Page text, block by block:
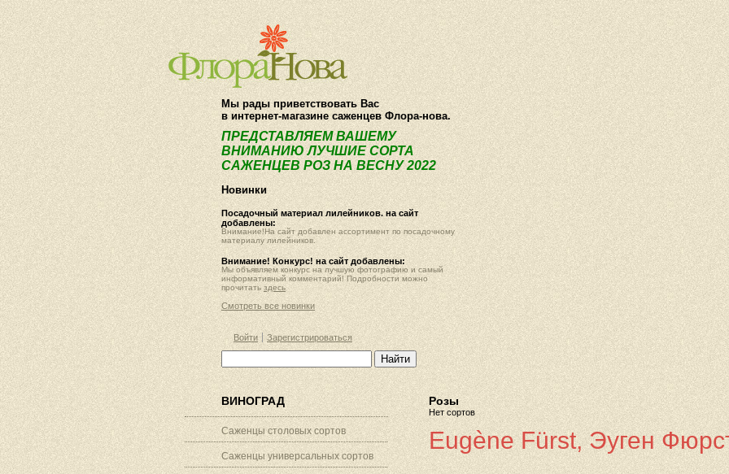
О компании Как купить Фотогалерея Статьи Опт
Мы рады приветствовать Вас
в интернет-магазине саженцев Флора-нова.
ПРЕДСТАВЛЯЕМ ВАШЕМУ
ВНИМАНИЮ ЛУЧШИЕ СОРТА
САЖЕНЦЕВ РОЗ НА ВЕСНУ 2022
Новинки
Посадочный материал лилейников. на сайт
добавлены:
Внимание!На сайт добавлен ассортимент по посадочному
материалу лилейников.
Внимание! Конкурс! на сайт добавлены:
Мы объявляем конкурс на лучшую фотографию и самый
информативный комментарий! Подробности можно
прочитать здесь
Смотреть все новинки
Войти Зарегистрироваться
ВИНОГРАД
Саженцы столовых сортов
Саженцы универсальных сортов
Розы
Нет сортов
Eugène Fürst, Эуген